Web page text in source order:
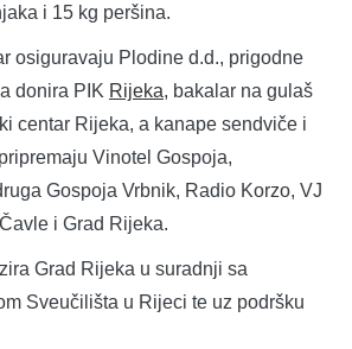
i 15 kg peršina.
osiguravaju Plodine d.d., prigodne
donira PIK Rijeka, bakalar na gulaš
centar Rijeka, a kanape sendviče i
Vinotel Gospoja,
Gospoja Vrbnik, Radio Korzo, VJ
i Grad Rijeka.
Grad Rijeka u suradnji sa
Sveučilišta u Rijeci te uz podršku